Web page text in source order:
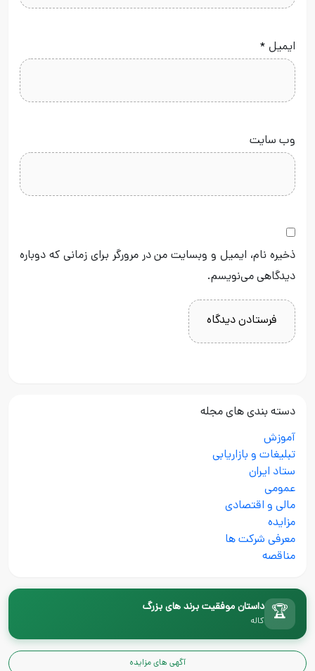
ایمیل *
وب‌ سایت
ذخیره نام، ایمیل و وبسایت من در مرورگر برای زمانی که دوباره
دیدگاهی می‌نویسم.
دسته بندی های مجله
آموزش
تبلیغات و بازاریابی
ستاد ایران
عمومی
مالی و اقتصادی
مزایده
معرفی شرکت ها
مناقصه
🏆 داستان موفقیت برند های بزرگ
کاله
آگهی های مزایده